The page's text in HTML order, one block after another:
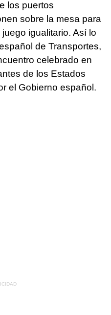
los puertos
sobre la mesa para
igualitario. Así lo
de Transportes,
celebrado en
de los Estados
el Gobierno español.